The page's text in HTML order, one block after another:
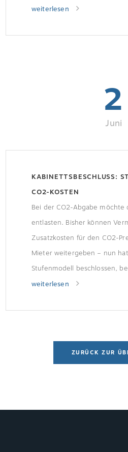
der deutschen Wirtschaft
weiterlesen
2
Juni
KABINETTSBESCHLUSS:
CO2-KOSTEN
Bei der CO2-Abgabe möchte
entlasten. Bisher können
Zusatzkosten für den CO2-
Mieter weitergeben – nun
Stufenmodell beschlossen,
anteilig zahlen muss.
weiterlesen
ZURÜCK ZUR